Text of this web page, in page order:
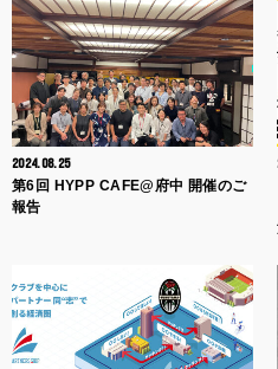
2024.08.25
第6回 HYPP CAFE@府中 開催のご
報告